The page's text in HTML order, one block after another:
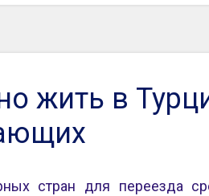
жить в
стран для переезда